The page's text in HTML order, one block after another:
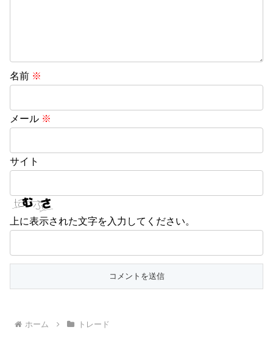
名前 ※
メール ※
サイト
上に表示された文字を入力してください。
ホーム トレード